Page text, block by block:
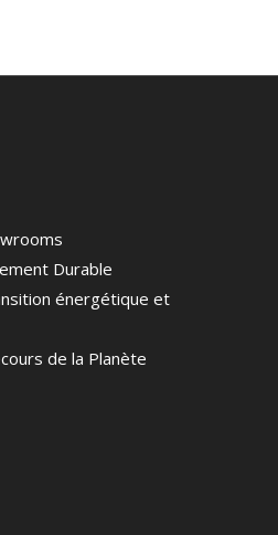
Durable
énergétique et
de la Planète